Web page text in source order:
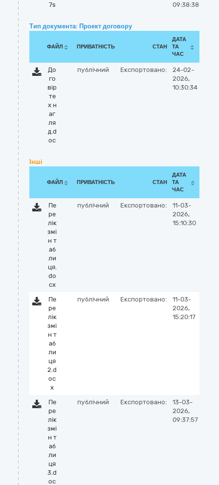
7s
09:38:38
Тип документа: Проект договору
ФАЙЛ ПРИВАТНІСТЬ СТАН
ДАТА
ТА
ЧАС
До
го
вір
те
х н
аг
ля
д.d
oc
публічний Експортовано:
24-02-
2026,
10:30:34
Інші
ФАЙЛ ПРИВАТНІСТЬ СТАН
ДАТА
ТА
ЧАС
Пе
ре
лік
змі
н т
аб
ли
ця.
do
cx
публічний Експортовано:
11-03-
2026,
15:10:30
Пе
ре
лік
змі
н т
аб
ли
ця
2.d
oc
x
публічний Експортовано:
11-03-
2026,
15:20:17
Пе
ре
лік
змі
н т
аб
ли
ця
3.d
oc
публічний Експортовано:
13-03-
2026,
09:37:57